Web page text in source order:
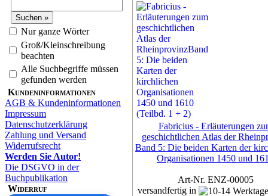
Nur ganze Wörter
Groß/Kleinschreibung
beachten
Alle Suchbegriffe müssen
gefunden werden
Kundeninformationen
AGB & Kundeninformationen
Impressum
Datenschutzerklärung
Zahlung und Versand
Widerrufsrecht
Werden Sie Autor!
Die DSGVO in der
Buchpublikation
Widerruf
35,00 €
inkl. 7% MwSt,
Details...
Fabricius - Erläuterungen
geschichtlichen Atlas der
Band 5: Die beiden Karten der
Organisationen 1450 und
Art-Nr. ENZ-00005
versandfertig in